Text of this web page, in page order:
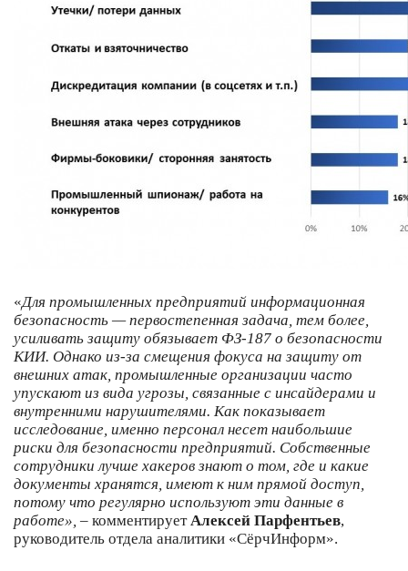
«Для промышленных предприятий информационная
безопасность — первостепенная задача, тем более,
усиливать защиту обязывает ФЗ-187 о безопасности
КИИ. Однако из-за смещения фокуса на защиту от
внешних атак, промышленные организации часто
упускают из вида угрозы, связанные с инсайдерами и
внутренними нарушителями. Как показывает
исследование, именно персонал несет наибольшие
риски для безопасности предприятий. Собственные
сотрудники лучше хакеров знают о том, где и какие
документы хранятся, имеют к ним прямой доступ,
потому что регулярно используют эти данные в
работе», – комментирует Алексей Парфентьев,
руководитель отдела аналитики «СёрчИнформ».